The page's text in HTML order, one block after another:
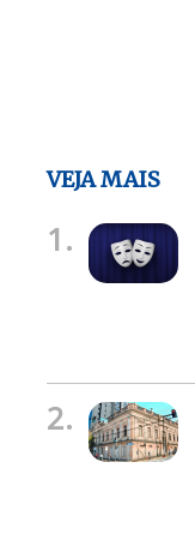
VEJA MAIS
1.
2.